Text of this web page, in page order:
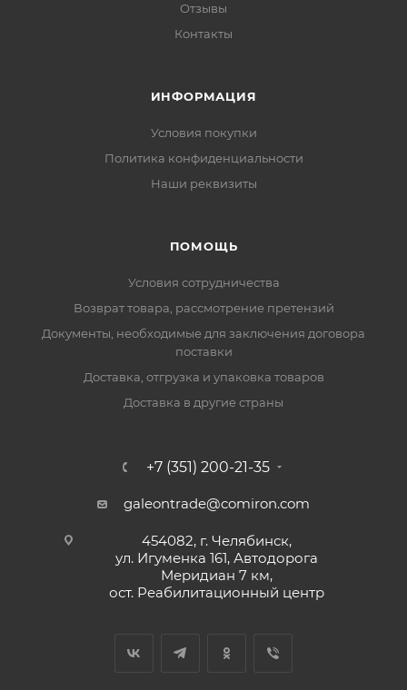
Отзывы
Контакты
ИНФОРМАЦИЯ
Условия покупки
Политика конфиденциальности
Наши реквизиты
ПОМОЩЬ
Условия сотрудничества
Возврат товара, рассмотрение претензий
Документы, необходимые для заключения договора
поставки
Доставка, отгрузка и упаковка товаров
Доставка в другие страны
+7 (351) 200-21-35
galeontrade@comiron.com
454082, г. Челябинск,
ул. Игуменка 161, Автодорога
Меридиан 7 км,
ост. Реабилитационный центр